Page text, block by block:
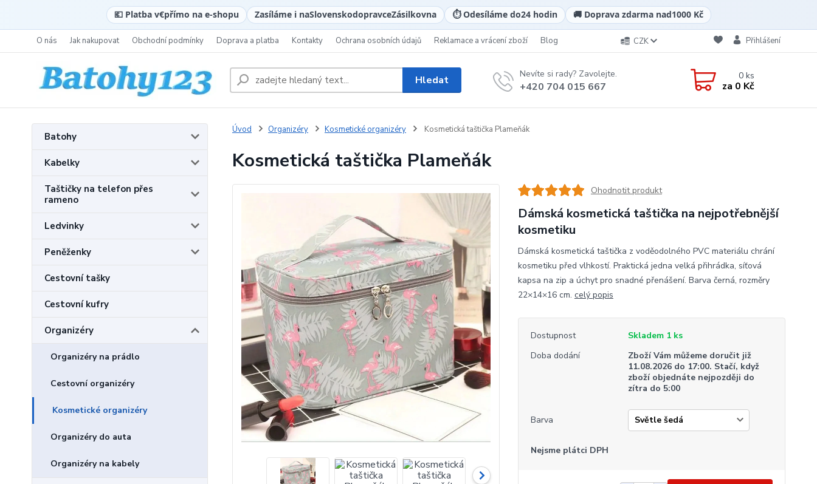
💶 Platba v€přímo na e-shopu Zasíláme i naSlovenskodopravceZásilkovna ⏱️ Odesíláme do24 hodin 🚚 Doprava zdarma nad1000 Kč
O nás Jak nakupovat Obchodní podmínky Doprava a platba Kontakty Ochrana osobních údajů Reklamace a vrácení zboží Blog CZK Přihlášení
Hledat Nevíte si rady? Zavolejte.
+420 704 015 667
0ks
za 0 Kč
Batohy
Kabelky
Taštičky na telefon přes
rameno
Ledvinky
Peněženky
Cestovní tašky
Cestovní kufry
Organizéry
Organizéry na prádlo
Cestovní organizéry
Kosmetické organizéry
Organizéry do auta
Organizéry na kabely
Úvod Organizéry Kosmetické organizéry Kosmetická taštička Plameňák
Kosmetická taštička Plameňák
Ohodnotit produkt
Dámská kosmetická taštička na nejpotřebnější
kosmetiku
Dámská kosmetická taštička z voděodolného PVC materiálu chrání
kosmetiku před vlhkostí. Praktická jedna velká přihrádka, síťová
kapsa na zip a úchyt pro snadné přenášení. Barva černá, rozměry
22×14×16 cm. celý popis
Dostupnost
Skladem 1 ks
Doba dodání
Zboží Vám můžeme doručit již
11.08.2026 do 17:00. Stačí, když
zboží objednáte nejpozději do
zítra do 5:00
Barva
Nejsme plátci DPH